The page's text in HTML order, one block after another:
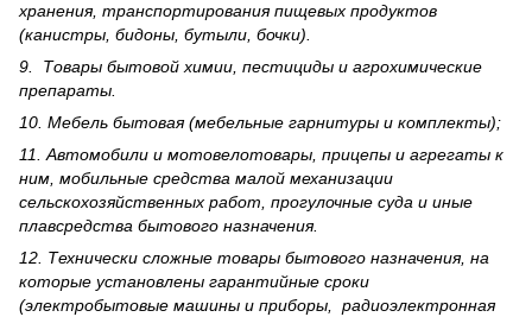
хранения, транспортирования пищевых продуктов
(канистры, бидоны, бутыли, бочки).
9. Товары бытовой химии, пестициды и агрохи­мические
препараты.
10. Мебель бытовая (мебельные гарнитуры и комплекты);
11. Автомобили и мотовелотовары, прицепы и агрегаты к
ним, мобильные средства малой механизации
сельскохозяйственных работ, прогулочные суда и иные
плавсредства бытового назначения.
12. Технически сложные товары бытового назна­чения, на
которые установлены гарантийные сроки
(электробытовые машины и приборы, радиоэлектронная